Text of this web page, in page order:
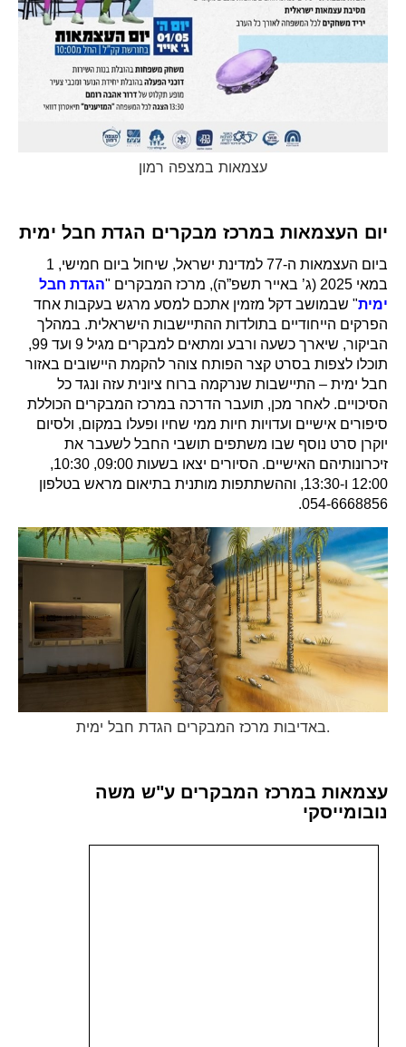
עצמאות במצפה רמון
יום העצמאות במרכז מבקרים הגדת חבל ימית
ביום העצמאות ה-77 למדינת ישראל, שיחול ביום חמישי, 1
במאי 2025 (ג’ באייר תשפ”ה), מרכז המבקרים "
הגדת חבל
ימית" שבמושב דקל מזמין אתכם למסע מרגש בעקבות אחד
הפרקים הייחודיים בתולדות ההתיישבות הישראלית. במהלך
הביקור, שיארך כשעה ורבע ומתאים למבקרים מגיל 9 ועד 99,
תוכלו לצפות בסרט קצר הפותח צוהר להקמת היישובים באזור
חבל ימית – התיישבות שנרקמה ברוח ציונית עזה ונגד כל
הסיכויים. לאחר מכן, תועבר הדרכה במרכז המבקרים הכוללת
סיפורים אישיים ועדויות חיות ממי שחיו ופעלו במקום, ולסיום
יוקרן סרט נוסף שבו משתפים תושבי החבל לשעבר את
זיכרונותיהם האישיים. הסיורים יצאו בשעות 09:00, 10:30,
12:00 ו-13:30, וההשתתפות מותנית בתיאום מראש בטלפון
054-6668856.
באדיבות מרכז המבקרים הגדת חבל ימית.
עצמאות במרכז המבקרים ע"ש משה
נובומייסקי